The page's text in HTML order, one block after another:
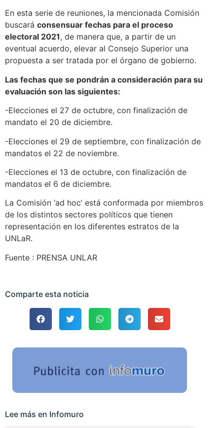
En esta serie de reuniones, la mencionada Comisión
buscará consensuar fechas para el proceso
electoral 2021, de manera que, a partir de un
eventual acuerdo, elevar al Consejo Superior una
propuesta a ser tratada por el órgano de gobierno.
Las fechas que se pondrán a consideración para su
evaluación son las siguientes:
-Elecciones el 27 de octubre, con finalización de
mandato el 20 de diciembre.
-Elecciones el 29 de septiembre, con finalización de
mandatos el 22 de noviembre.
-Elecciones el 13 de octubre, con finalización de
mandatos el 6 de diciembre.
La Comisión ‘ad hoc’ está conformada por miembros
de los distintos sectores políticos que tienen
representación en los diferentes estratos de la
UNLaR.
Fuente : PRENSA UNLAR
Comparte esta noticia
Lee más en Infomuro